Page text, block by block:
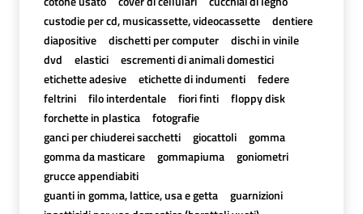
custodie per cd, musicassette, videocassette
dentiere
diapositive
dischetti per computer
dischi in vinile
dvd
elastici
escrementi di animali domestici
etichette adesive
etichette di indumenti
federe
feltrini
filo interdentale fiori finti
floppy disk
forchette in plastica
fotografie
ganci per chiuderei sacchetti
giocattoli
gomma
gomma da masticare
gommapiuma
goniometri
grucce appendiabiti
guanti in gomma, lattice, usa e getta
guarnizioni